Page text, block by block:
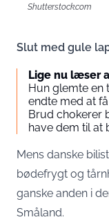
Shutterstock.com
Slut med gule
Lige nu læser
Hun glemte en
endte med at
Brud chokerer
have dem til at
Mens danske
bødefrygt og
ganske anden i
Småland.